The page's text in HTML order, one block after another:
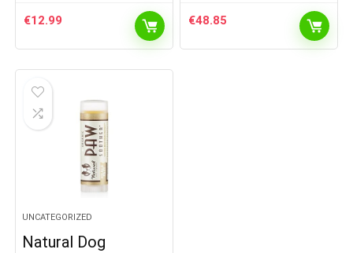
€12.99 €48.85
UNCATEGORIZED
Natural Dog